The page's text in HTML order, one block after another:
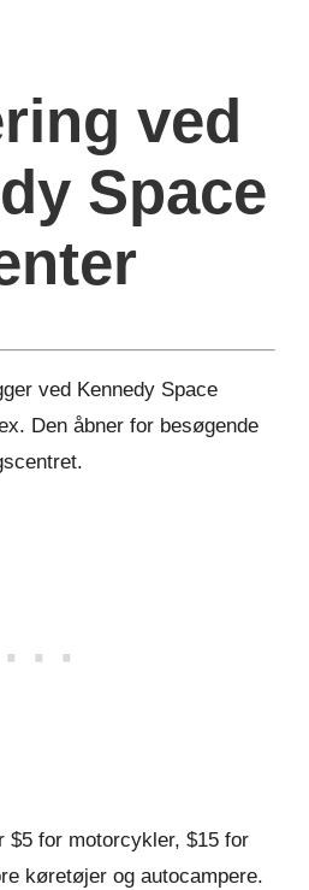
ved
Space
ved Kennedy Space
Den åbner for besøgende
$5 for motorcykler, $15 for
køretøjer og autocampere.